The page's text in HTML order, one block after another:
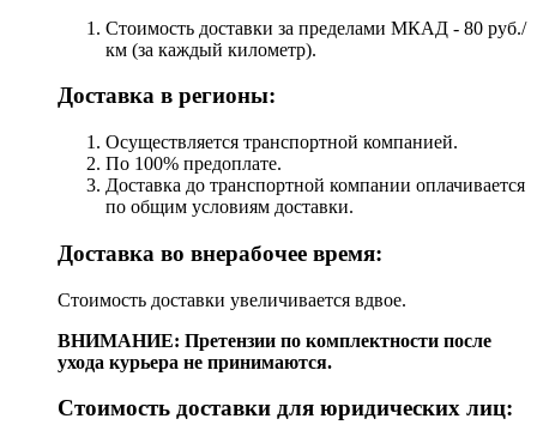
Стоимость доставки за пределами МКАД - 80 руб./
км (за каждый километр).
Доставка в регионы:
Осуществляется транспортной компанией.
По 100% предоплате.
Доставка до транспортной компании оплачивается
по общим условиям доставки.
Доставка во внерабочее время:
Стоимость доставки увеличивается вдвое.
ВНИМАНИЕ: Претензии по комплектности после
ухода курьера не принимаются.
Стоимость доставки для юридических лиц: